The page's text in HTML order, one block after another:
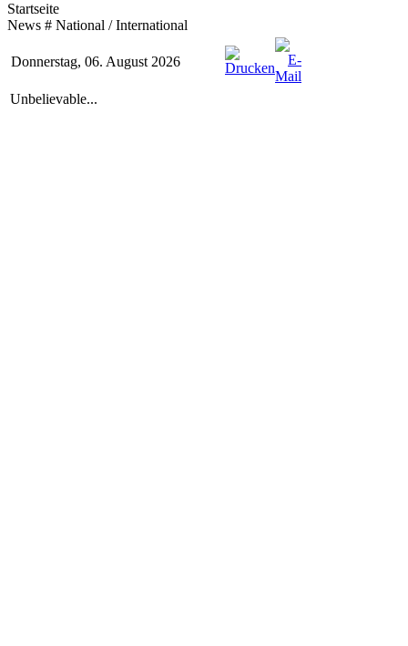
Startseite
News # National / International
Donnerstag, 06. August 2026
Unbelievable...